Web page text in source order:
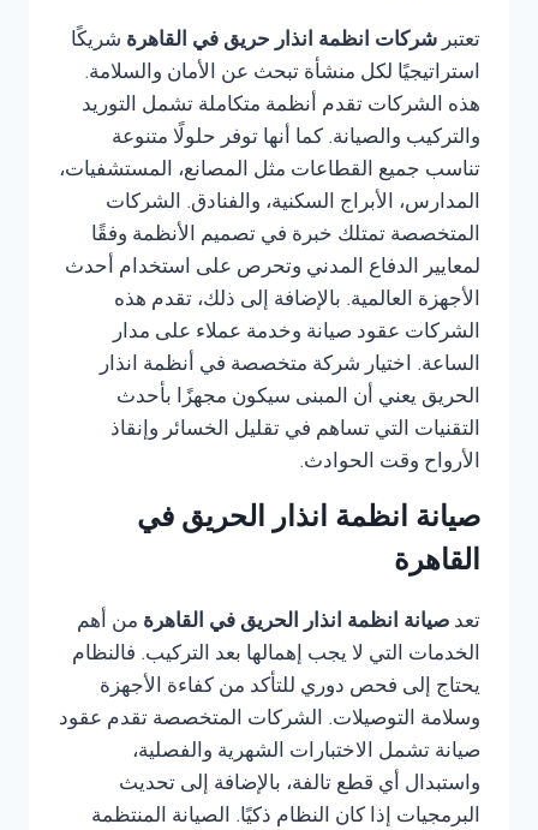
تعتبر شركات انظمة انذار حريق في القاهرة شريكًا
استراتيجيًا لكل منشأة تبحث عن الأمان والسلامة.
هذه الشركات تقدم أنظمة متكاملة تشمل التوريد
والتركيب والصيانة. كما أنها توفر حلولًا متنوعة
تناسب جميع القطاعات مثل المصانع، المستشفيات،
المدارس، الأبراج السكنية، والفنادق. الشركات
المتخصصة تمتلك خبرة في تصميم الأنظمة وفقًا
لمعايير الدفاع المدني وتحرص على استخدام أحدث
الأجهزة العالمية. بالإضافة إلى ذلك، تقدم هذه
الشركات عقود صيانة وخدمة عملاء على مدار
الساعة. اختيار شركة متخصصة في أنظمة انذار
الحريق يعني أن المبنى سيكون مجهزًا بأحدث
التقنيات التي تساهم في تقليل الخسائر وإنقاذ
الأرواح وقت الحوادث.
صيانة انظمة انذار الحريق في
القاهرة
تعد صيانة انظمة انذار الحريق في القاهرة من أهم
الخدمات التي لا يجب إهمالها بعد التركيب. فالنظام
يحتاج إلى فحص دوري للتأكد من كفاءة الأجهزة
وسلامة التوصيلات. الشركات المتخصصة تقدم عقود
صيانة تشمل الاختبارات الشهرية والفصلية،
واستبدال أي قطع تالفة، بالإضافة إلى تحديث
البرمجيات إذا كان النظام ذكيًا. الصيانة المنتظمة